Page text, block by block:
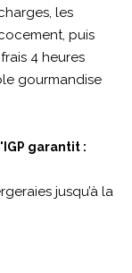
les
puis
4 heures
gourmandise
garantit :
jusqu’à la